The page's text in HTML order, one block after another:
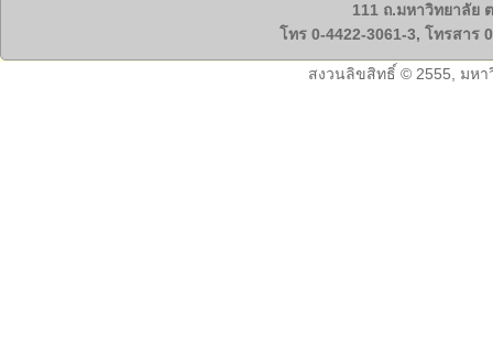
111 ถ.มหาวิทยาลัย
โทร 0-4422-3061-3, โทรสาร
สงวนลิขสิทธิ์ © 2555, มห